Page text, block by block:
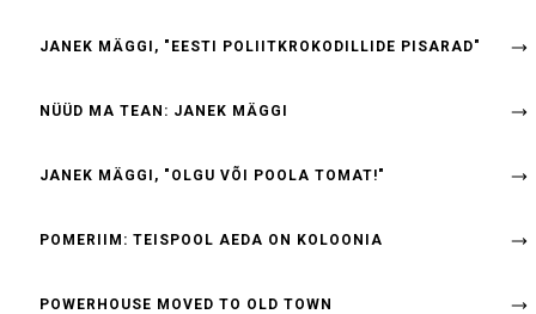
JANEK MÄGGI, "EESTI POLIITKROKODILLIDE PISARAD"
NÜÜD MA TEAN: JANEK MÄGGI
JANEK MÄGGI, "OLGU VÕI POOLA TOMAT!"
POMERIIM: TEISPOOL AEDA ON KOLOONIA
POWERHOUSE MOVED TO OLD TOWN